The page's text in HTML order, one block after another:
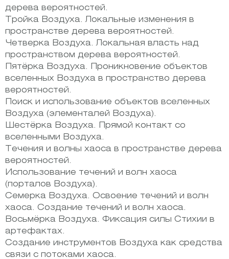
дерева вероятностей.
Тройка Воздуха. Локальные изменения в
пространстве дерева вероятностей.
Четверка Воздуха. Локальная власть над
пространством дерева вероятностей.
Пятёрка Воздуха. Проникновение объектов
вселенных Воздуха в пространство дерева
вероятностей.
Поиск и использование объектов вселенных
Воздуха (элементалей Воздуха).
Шестёрка Воздуха. Прямой контакт со
вселенными Воздуха.
Течения и волны хаоса в пространстве дерева
вероятностей.
Использование течений и волн хаоса
(порталов Воздуха).
Семерка Воздуха. Освоение течений и волн
хаоса. Создание течений и волн хаоса.
Восьмёрка Воздуха. Фиксация силы Стихии в
артефактах.
Создание инструментов Воздуха как средства
связи с потоками хаоса.